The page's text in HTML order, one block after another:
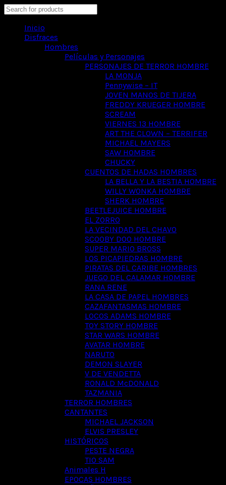
Inicio
Disfraces
Hombres
Películas y Personajes
PERSONAJES DE TERROR HOMBRE
LA MONJA
Pennywise – IT
JOVEN MANOS DE TIJERA
FREDDY KRUEGER HOMBRE
SCREAM
VIERNES 13 HOMBRE
ART THE CLOWN – TERRIFER
MICHAEL MAYERS
SAW HOMBRE
CHUCKY
CUENTOS DE HADAS HOMBRES
LA BELLA Y LA BESTIA HOMBRE
WILLY WONKA HOMBRE
SHERK HOMBRE
BEETLEJUICE HOMBRE
EL ZORRO
LA VECINDAD DEL CHAVO
SCOOBY DOO HOMBRE
SUPER MARIO BROSS
LOS PICAPIEDRAS HOMBRE
PIRATAS DEL CARIBE HOMBRES
JUEGO DEL CALAMAR HOMBRE
RANA RENE
LA CASA DE PAPEL HOMBRES
CAZAFANTASMAS HOMBRE
LOCOS ADAMS HOMBRE
TOY STORY HOMBRE
STAR WARS HOMBRE
AVATAR HOMBRE
NARUTO
DEMON SLAYER
V DE VENDETTA
RONALD McDONALD
TAZMANIA
TERROR HOMBRES
CANTANTES
MICHAEL JACKSON
ELVIS PRESLEY
HISTÓRICOS
PESTE NEGRA
TIO SAM
Animales H
EPOCAS HOMBRES